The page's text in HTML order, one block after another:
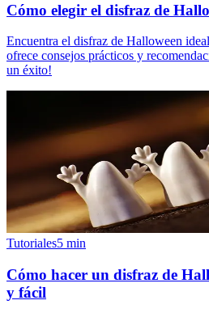
Cómo elegir el disfraz de
Encuentra el disfraz de Halloween
ofrece consejos prácticos y
un éxito!
Tutoriales5 min
Cómo hacer un disfraz de
y fácil